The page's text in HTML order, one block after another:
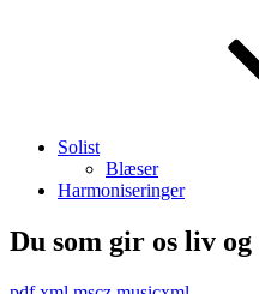
Solist
Blæser
Harmoniseringer
Du som gir os liv og